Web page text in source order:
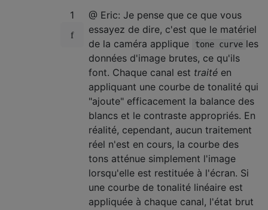
1
@ Eric: Je pense que ce que vous
essayez de dire, c'est que le matériel
de la caméra applique
tone curve les
données d'image brutes, ce qu'ils
font. Chaque canal est traité en
appliquant une courbe de tonalité qui
"ajoute" efficacement la balance des
blancs et le contraste appropriés. En
réalité, cependant, aucun traitement
réel n'est en cours, la courbe des
tons atténue simplement l'image
lorsqu'elle est restituée à l'écran. Si
une courbe de tonalité linéaire est
appliquée à chaque canal, l'état brut